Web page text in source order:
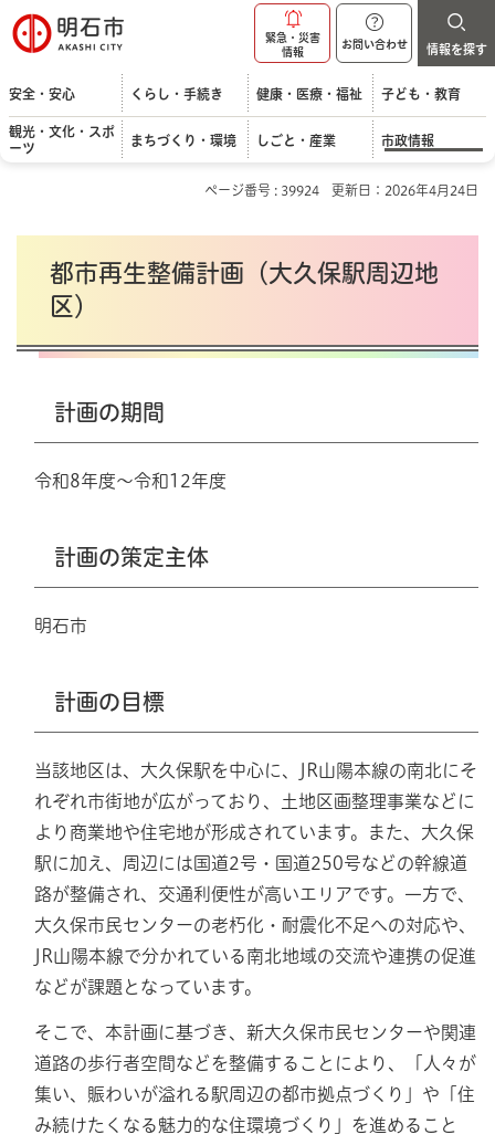
明石市
緊急・災害
情報
お問い合わせ 情報を探す
安全・安心 くらし・手続き 健康・医療・福祉 子ども・教育
観光・文化・スポ
ーツ
まちづくり・環境 しごと・産業 市政情報
ページ番号 : 39924 更新日：2026年4月24日
都市再生整備計画（大久保駅周辺地
区）
計画の期間
令和8年度～令和12年度
計画の策定主体
明石市
計画の目標
当該地区は、大久保駅を中心に、JR山陽本線の南北にそ
れぞれ市街地が広がっており、土地区画整理事業などに
より商業地や住宅地が形成されています。また、大久保
駅に加え、周辺には国道2号・国道250号などの幹線道
路が整備され、交通利便性が高いエリアです。一方で、
大久保市民センターの老朽化・耐震化不足への対応や、
JR山陽本線で分かれている南北地域の交流や連携の促進
などが課題となっています。
そこで、本計画に基づき、新大久保市民センターや関連
道路の歩行者空間などを整備することにより、「人々が
集い、賑わいが溢れる駅周辺の都市拠点づくり」や「住
み続けたくなる魅力的な住環境づくり」を進めること